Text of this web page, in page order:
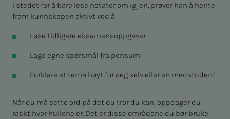
I stedet for å bare lese notater om igjen, prøver han å hente
fram kunnskapen aktivt ved å:
Løse tidligere eksamensoppgaver
Lage egne spørsmål fra pensum
Forklare et tema høyt for seg selv eller en medstudent
Når du må sette ord på det du tror du kan, oppdager du
raskt hvor hullene er. Det er disse områdene du bør bruke